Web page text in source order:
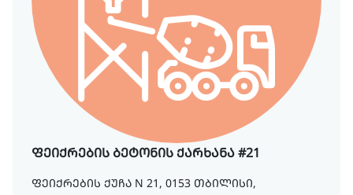
ფეიქრების ბეტონის ქარხანა #21
ფეიქრების ქუჩა N 21, 0153 თბილისი,